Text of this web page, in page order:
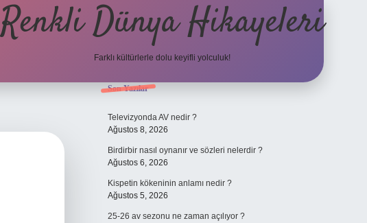
Renkli Dünya Hikayeleri
Farklı kültürlerle dolu keyifli yolculuk!
Sidebar
Son Yazılar
Televizyonda AV nedir ?
Ağustos 8, 2026
Birdirbir nasıl oynanır ve sözleri nelerdir ?
Ağustos 6, 2026
Kispetin kökeninin anlamı nedir ?
Ağustos 5, 2026
25-26 av sezonu ne zaman açılıyor ?